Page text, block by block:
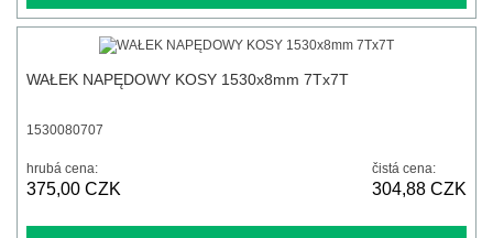
WAŁEK NAPĘDOWY KOSY 1530x8mm 7Tx7T
1530080707
hrubá cena:
375,00 CZK
čistá cena:
304,88 CZK